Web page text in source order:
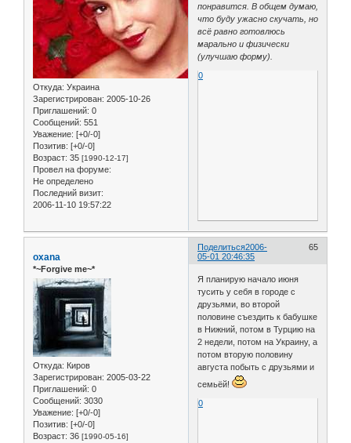
Откуда: Украина
Зарегистрирован: 2005-10-26
Приглашений: 0
Сообщений: 551
Уважение: [+0/-0]
Позитив: [+0/-0]
Возраст: 35 [1990-12-17]
Провел на форуме:
Не определено
Последний визит:
2006-11-10 19:57:22
понравится. В общем думаю,
что буду ужасно скучать, но
всё равно готовлюсь
марально и физически
(улучшаю форму).
0
Поделиться 65
2006-
05-01 20:46:35
oxana
*~Forgive me~*
Откуда: Киров
Зарегистрирован: 2005-03-22
Приглашений: 0
Сообщений: 3030
Уважение: [+0/-0]
Позитив: [+0/-0]
Возраст: 36 [1990-05-16]
Я планирую начало июня
тусить у себя в городе с
друзьями, во второй
половине съездить к бабушке
в Нижний, потом в Турцию на
2 недели, потом на Украину, а
потом вторую половину
августа побыть с друзьями и
семьёй!
0